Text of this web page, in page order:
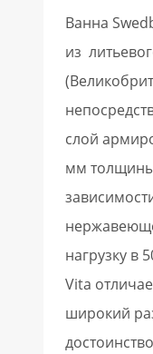
Ванна
из
слой
мм
нагрузку в
Vita
широкий